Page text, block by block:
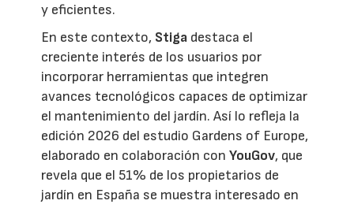
y eficientes.
En este contexto, Stiga destaca el
creciente interés de los usuarios por
incorporar herramientas que integren
avances tecnológicos capaces de optimizar
el mantenimiento del jardín. Así lo refleja la
edición 2026 del estudio Gardens of Europe,
elaborado en colaboración conYouGov, que
revela que el 51% de los propietarios de
jardín en España se muestra interesado en